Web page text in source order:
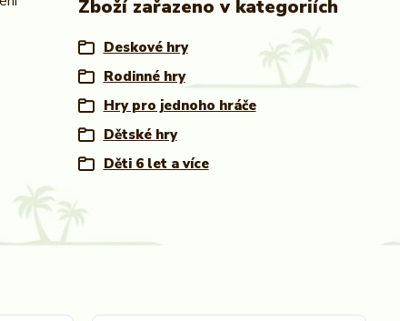
Zboží zařazeno v kategoriích
Deskové hry
Rodinné hry
Hry pro jednoho hráče
Dětské hry
Děti 6 let a více